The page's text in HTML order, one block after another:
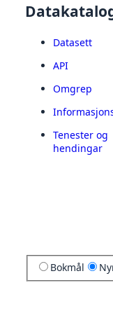
Datasett
API
Omgrep
Tenester og
hendingar
Bokmål